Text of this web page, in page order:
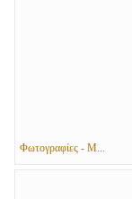
Φωτογραφίες - Μ...